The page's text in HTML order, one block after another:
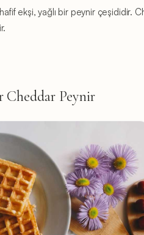
ekşi, yağlı bir peynir çeşididir.
Cheddar Peynir